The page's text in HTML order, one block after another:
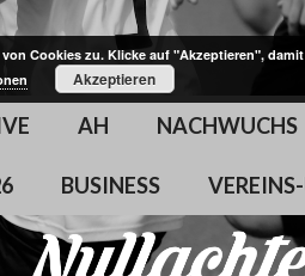
AH NACHWUCHS
BUSINESS
Cookies zu. Klicke auf "Akzeptieren", damit
Akzeptieren